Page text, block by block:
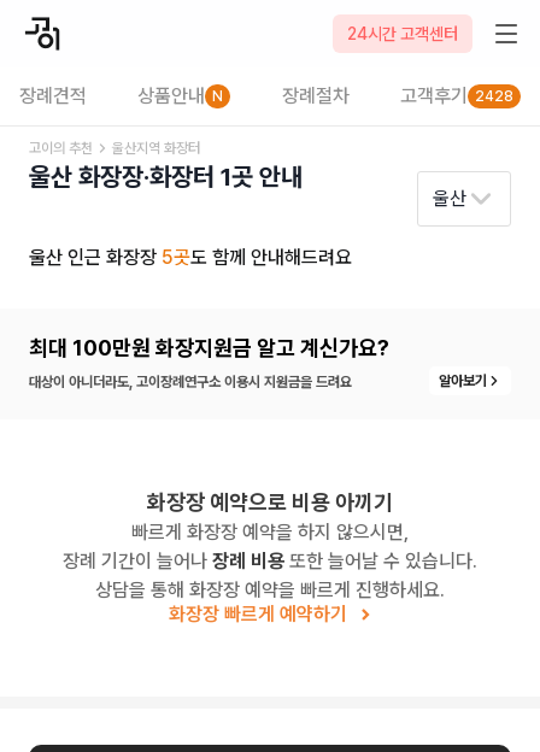
24시간 고객센터
장례견적 상품안내 N 장례절차 고객후기 2428
고이의 추천 울산지역 화장터
울산 화장장·화장터 1곳 안내
울산
울산 인근 화장장 5곳도 함께 안내해드려요
최대 100만원 화장지원금 알고 계신가요?
대상이 아니더라도, 고이장례연구소 이용시 지원금을 드려요 알아보기
화장장 예약으로 비용 아끼기
빠르게 화장장 예약을 하지 않으시면,
장례 기간이 늘어나 장례 비용 또한 늘어날 수 있습니다.
상담을 통해 화장장 예약을 빠르게 진행하세요.
화장장 빠르게 예약하기